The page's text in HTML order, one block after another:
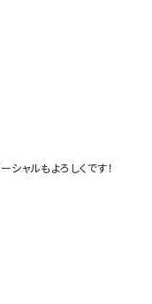
ャルもよろしくです！